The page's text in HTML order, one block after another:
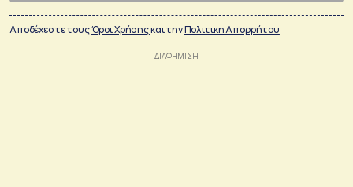
Αποδέχεστε τουςΌροι Χρήσηςκαι τηνΠολιτικη Απορρήτου